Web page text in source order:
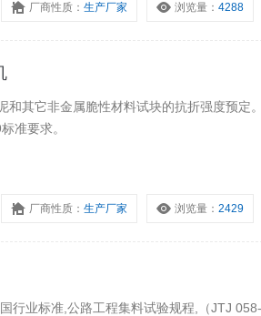
厂商性质：生产厂家 浏览量：4288
非金属脆性材料试块的抗折强度预定。 产品符合
准要求。
厂商性质：生产厂家 浏览量：2429
行业标准,公路工程集料试验规程,（JTJ 058-